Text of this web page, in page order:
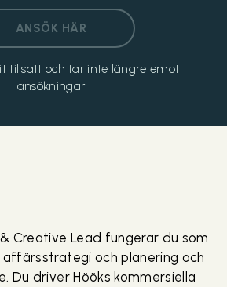
ANSÖK HÄR
tillsatt och tar inte längre emot
ansökningar
Creative Lead fungerar du som
och planering och
Du driver Hööks kommersiella